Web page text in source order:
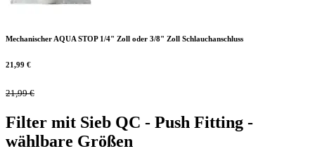
Mechanischer AQUA STOP 1/4" Zoll oder 3/8" Zoll Schlauchanschluss
21,99 €
21,99€
Filter mit Sieb QC - Push Fitting -
wählbare Größen